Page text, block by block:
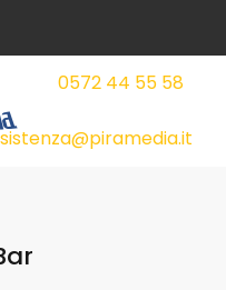
0572 44 55 58